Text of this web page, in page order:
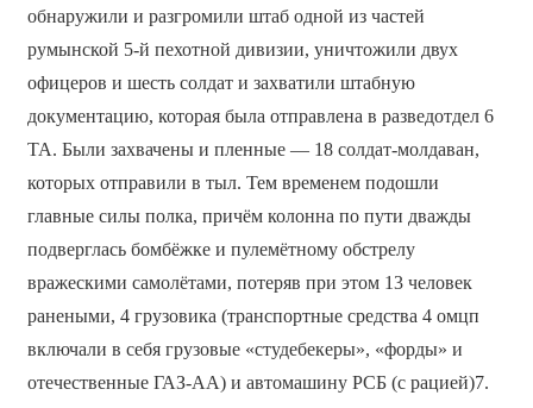
обнаружили и разгромили штаб одной из частей
румынской 5-й пехотной дивизии, уничтожили двух
офицеров и шесть солдат и захватили штабную
документацию, которая была отправлена в разведотдел 6
ТА. Были захвачены и пленные — 18 солдат-молдаван,
которых отправили в тыл. Тем временем подошли
главные силы полка, причём колонна по пути дважды
подверглась бомбёжке и пулемётному обстрелу
вражескими самолётами, потеряв при этом 13 человек
ранеными, 4 грузовика (транспортные средства 4 омцп
включали в себя грузовые «студебекеры», «форды» и
отечественные ГАЗ-АА) и автомашину РСБ (с рацией)7.